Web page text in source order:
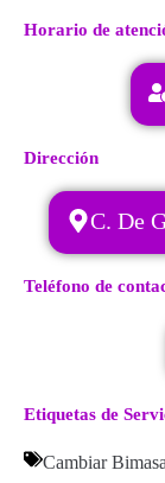
Horario de
Dirección
C. De
Teléfono de
Etiquetas de
Cambiar Bimasa